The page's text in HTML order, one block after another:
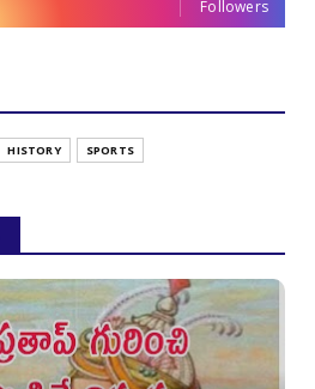
Followers
HISTORY SPORTS